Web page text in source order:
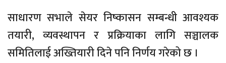
साधारण सभाले सेयर निष्कासन सम्बन्धी आवश्यक
तयारी, व्यवस्थापन र प्रक्रियाका लागि सञ्चालक
समितिलाई अख्तियारी दिने पनि निर्णय गरेको छ ।